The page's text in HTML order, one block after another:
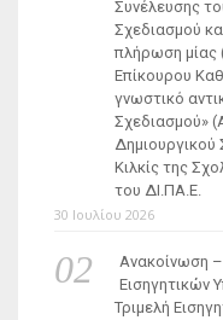
Συνέλευσης
Σχεδιασμού
πλήρωση μίας
Επίκουρου
γνωστικό
Σχεδιασμού»
Δημιουργικού
Κιλκίς της
του ΔΙ.ΠΑ.Ε.
30 Ιουλίου 2026
Ανακοίνωση
Εισηγητικών
Τριμελή